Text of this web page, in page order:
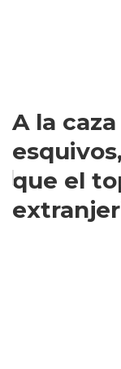
A la
que el